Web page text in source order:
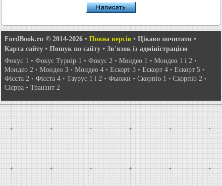
FordBook.ru © 2014-2026 • Повна версія • Цікаво почитати •
Карта сайту • Пошук по сайту • Зв'язок із адміністрацією
Фокус 1 • Фокус Турнір 1 • Фокус 2 • Мондео 1 • Мондео 1 і 2 •
Мондео 2 • Мондео 3 • Мондео 4 • Ескорт 3 • Ескорт 4 • Ескорт 5 •
Фієста 2 • Фієста 4 • Таурус 1 і 2 • Фьюжн • Скорпіо 1 • Скорпіо 2 •
Сієрра • Транзит 2